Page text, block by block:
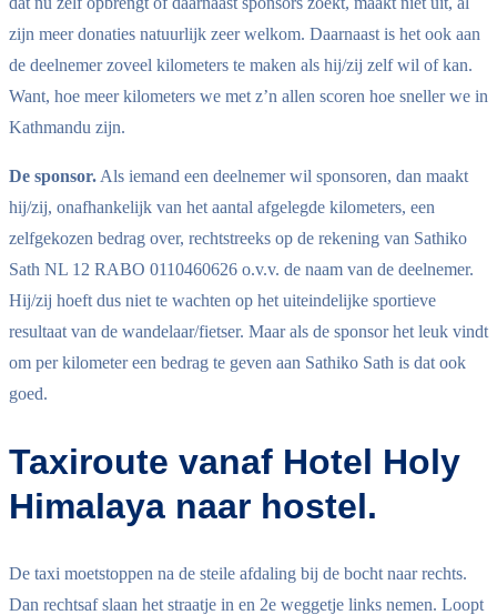
zijn meer donaties natuurlijk zeer welkom. Daarnaast is het ook aan
de deelnemer zoveel kilometers te maken als hij/zij zelf wil of kan.
Want, hoe meer kilometers we met z’n allen scoren hoe sneller we in
Kathmandu zijn.
De sponsor.Als iemand een deelnemer wil sponsoren, dan maakt
hij/zij, onafhankelijk van het aantal afgelegde kilometers, een
zelfgekozen bedrag over, rechtstreeks op de rekening van Sathiko
Sath NL 12 RABO 0110460626 o.v.v. de naam van de deelnemer.
Hij/zij hoeft dus niet te wachten op het uiteindelijke sportieve
resultaat van de wandelaar/fietser. Maar als de sponsor het leuk vindt
om per kilometer een bedrag te geven aan Sathiko Sath is dat ook
goed.
Taxiroute vanaf Hotel Holy
Himalaya naar hostel.
De taxi moetstoppen na de steile afdaling bij de bocht naar rechts.
Dan rechtsaf slaan het straatje in en 2e weggetje links nemen. Loopt